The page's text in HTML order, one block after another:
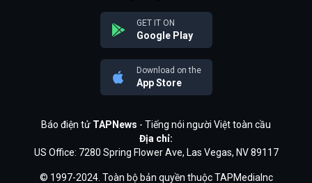
GET IT ON
Google Play
Download on the
App Store
Báo điện tử TAPNews - Tiếng nói người Việt toàn cầu
Địa chỉ:
US Office: 7280 Spring Flower Ave, Las Vegas, NV 89117
© 1997-2024. Toàn bộ bản quyền thuộc TAPMediaInc